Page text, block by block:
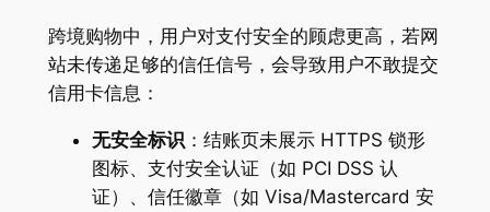
跨境购物中，用户对支付安全的顾虑更高，若网
站未传递足够的信任信号，会导致用户不敢提交
信用卡信息：
无安全标识 ：结账页未展示 HTTPS 锁形
图标、支付安全认证（如 PCI DSS 认
证）、信任徽章（如 Visa/Mastercard 安